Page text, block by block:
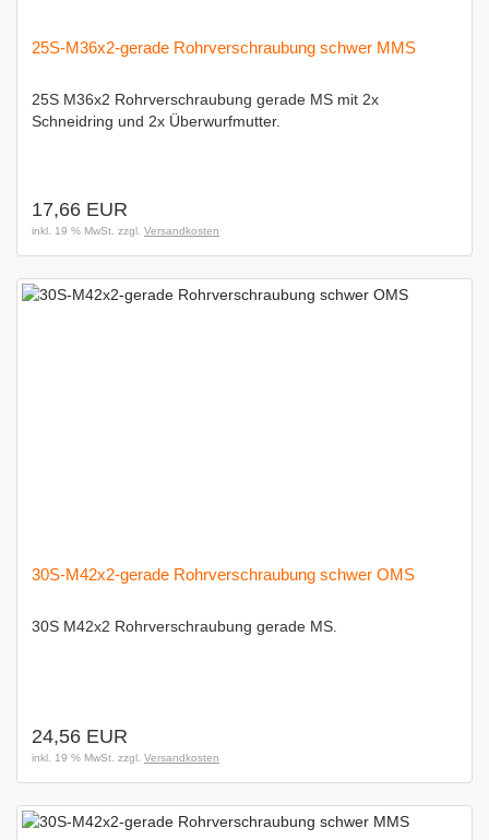
25S-M36x2-gerade Rohrverschraubung schwer MMS
25S M36x2 Rohrverschraubung gerade MS mit 2x
Schneidring und 2x Überwurfmutter.
17,66 EUR
inkl. 19 % MwSt. zzgl. Versandkosten
30S-M42x2-gerade Rohrverschraubung schwer OMS
30S M42x2 Rohrverschraubung gerade MS.
24,56 EUR
inkl. 19 % MwSt. zzgl. Versandkosten